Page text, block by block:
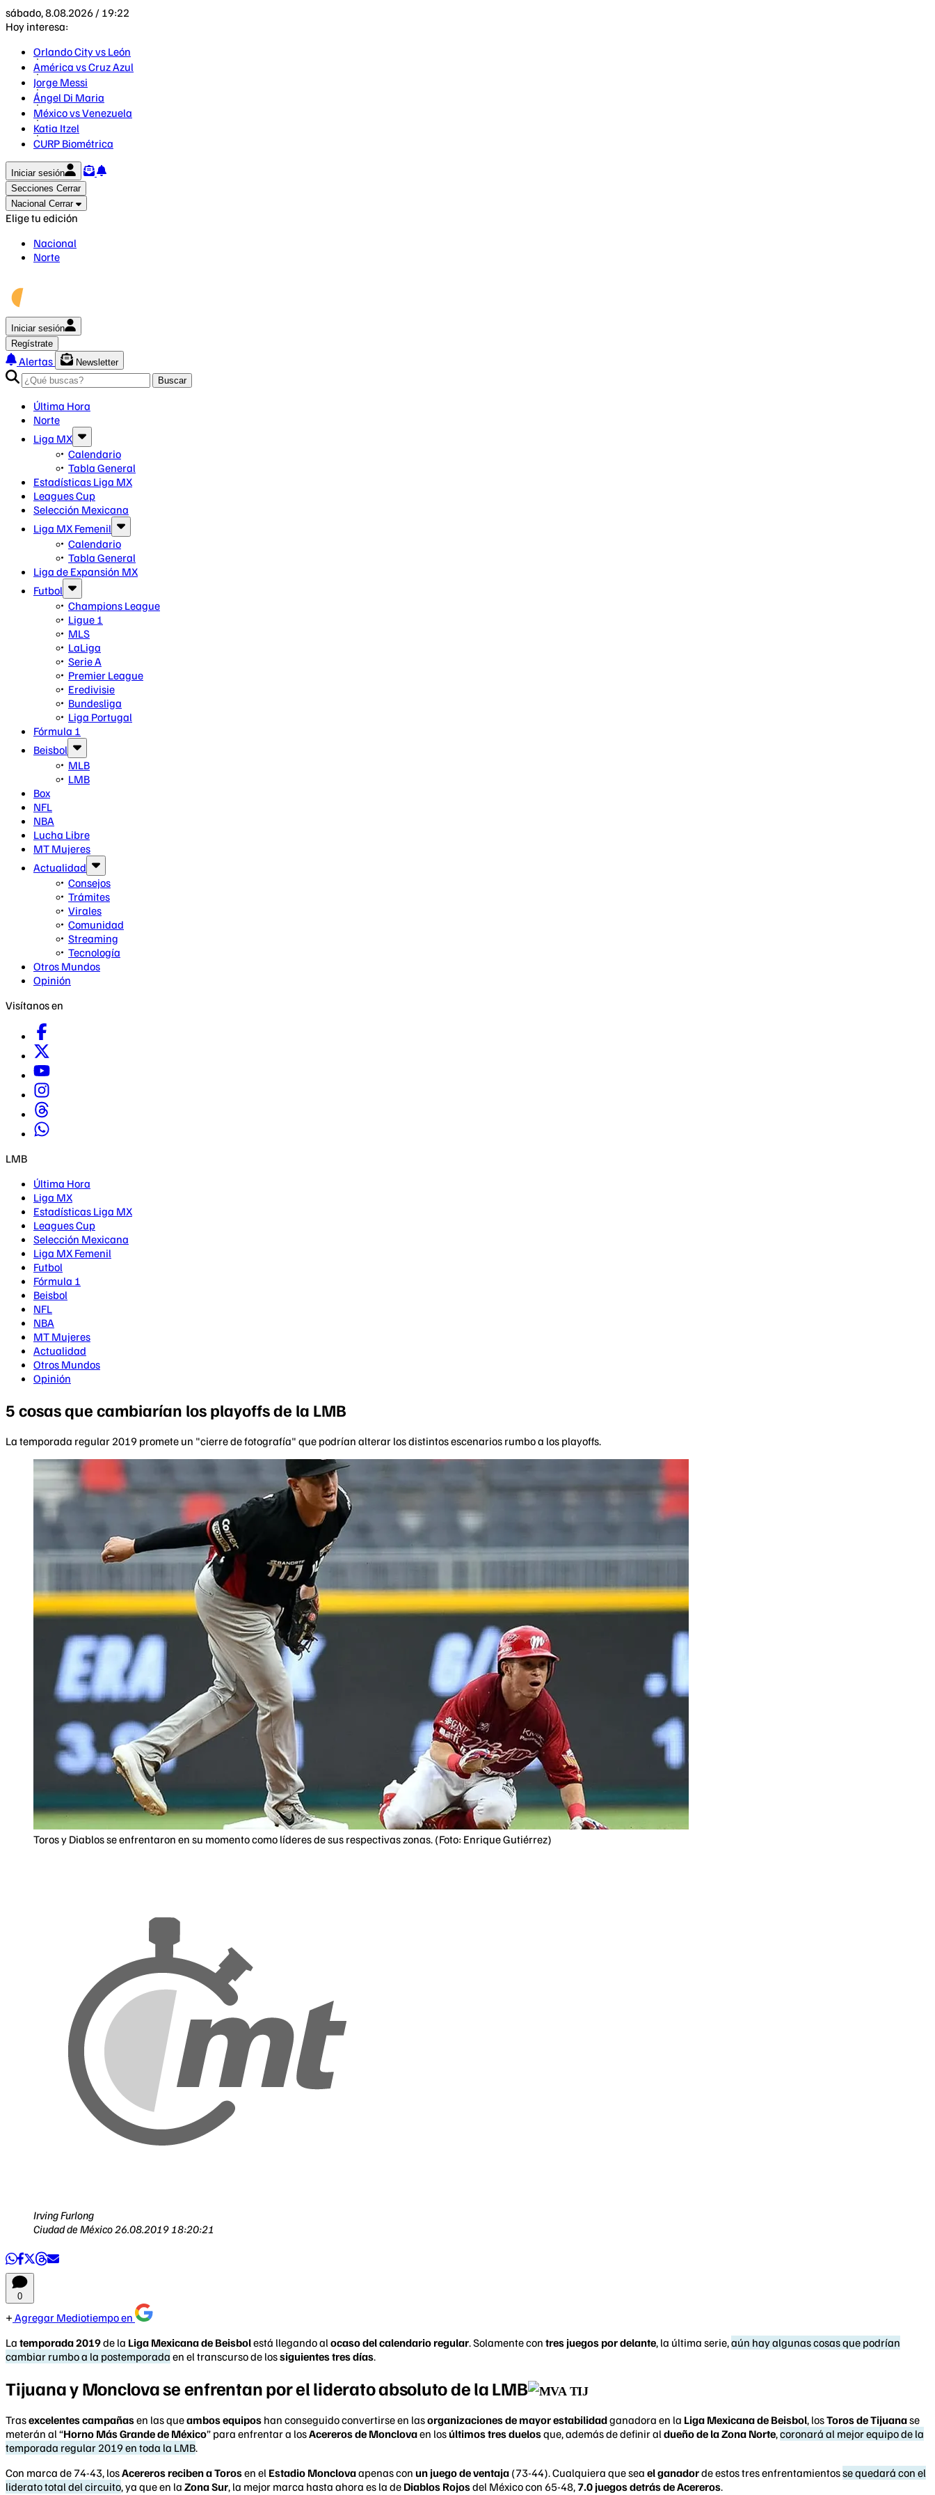
sábado, 8.08.2026 / 19:22
Hoy interesa:
Orlando City vs León
América vs Cruz Azul
Jorge Messi
Ángel Di Maria
México vs Venezuela
Katia Itzel
CURP Biométrica
Iniciar sesión
Secciones Cerrar
Nacional Cerrar
Elige tu edición
Nacional
Norte
Iniciar sesión
Regístrate
Alertas
Newsletter
Buscar
Última Hora
Norte
Liga MX
Calendario
Tabla General
Estadísticas Liga MX
Leagues Cup
Selección Mexicana
Liga MX Femenil
Calendario
Tabla General
Liga de Expansión MX
Futbol
Champions League
Ligue 1
MLS
LaLiga
Serie A
Premier League
Eredivisie
Bundesliga
Liga Portugal
Fórmula 1
Beisbol
MLB
LMB
Box
NFL
NBA
Lucha Libre
MT Mujeres
Actualidad
Consejos
Trámites
Virales
Comunidad
Streaming
Tecnología
Otros Mundos
Opinión
Visítanos en
LMB
Última Hora
Liga MX
Estadísticas Liga MX
Leagues Cup
Selección Mexicana
Liga MX Femenil
Futbol
Fórmula 1
Beisbol
NFL
NBA
MT Mujeres
Actualidad
Otros Mundos
Opinión
5 cosas que cambiarían los playoffs de la LMB
La temporada regular 2019 promete un "cierre de fotografía" que podrían alterar los distintos escenarios rumbo a los playoffs.
Toros y Diablos se enfrentaron en su momento como líderes de sus respectivas zonas. (Foto: Enrique Gutiérrez)
Irving Furlong
Ciudad de México26.08.2019 18:20:21
0
Agregar Mediotiempo en
La temporada 2019de la Liga Mexicana de Beisbolestá llegando al ocaso del calendario regular. Solamente con tres juegos por delante, la última serie,aún hay algunas cosas que podrían
cambiar rumbo a la postemporada en el transcurso de lossiguientes tres días.
Tijuana y Monclova se enfrentan por el liderato absoluto de la LMB
Trasexcelentes campañasen las queambos equipos han conseguido convertirse en lasorganizaciones de mayor estabilidadganadora en la Liga Mexicana de Beisbol, losToros de Tijuanase
meterán al “Horno Más Grande de México” para enfrentar a losAcereros de Monclovaen losúltimos tres duelosque, además de definir aldueño de la Zona Norte,coronará al mejor equipo de la
temporada regular 2019 en toda la LMB.
Con marca de 74-43, losAcereros reciben a Torosen el Estadio Monclovaapenas con un juego de ventaja (73-44). Cualquiera que sea el ganadorde estos tres enfrentamientosse quedará con el
liderato total del circuito, ya que en la Zona Sur, la mejor marca hasta ahora es la de Diablos Rojosdel México con 65-48,7.0 juegos detrás de Acereros.